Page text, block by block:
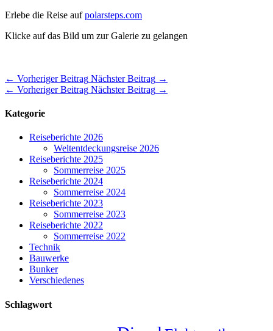
Erlebe die Reise aufpolarsteps.com
Klicke auf das Bild um zur Galerie zu gelangen
← Vorheriger Beitrag Nächster Beitrag →
← Vorheriger Beitrag Nächster Beitrag →
Kategorie
Reiseberichte 2026
Weltentdeckungsreise 2026
Reiseberichte 2025
Sommerreise 2025
Reiseberichte 2024
Sommerreise 2024
Reiseberichte 2023
Sommerreise 2023
Reiseberichte 2022
Sommerreise 2022
Technik
Bauwerke
Bunker
Verschiedenes
Schlagwort